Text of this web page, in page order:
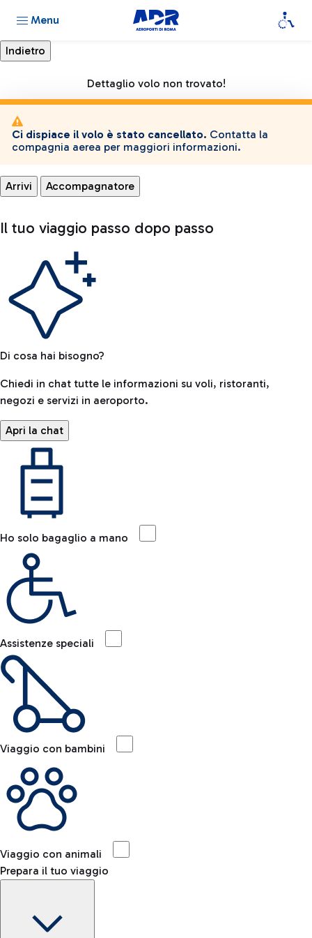
Menu
Dettaglio volo non trovato!
Ci dispiace il volo è stato cancellato. Contatta la
compagnia aerea per maggiori informazioni.
Arrivi Accompagnatore
Il tuo viaggio passo dopo passo
Di cosa hai bisogno?
Chiedi in chat tutte le informazioni su voli, ristoranti,
negozi e servizi in aeroporto.
Apri la chat
Ho solo bagaglio a mano
Assistenze speciali
Viaggio con bambini
Viaggio con animali
Prepara il tuo viaggio